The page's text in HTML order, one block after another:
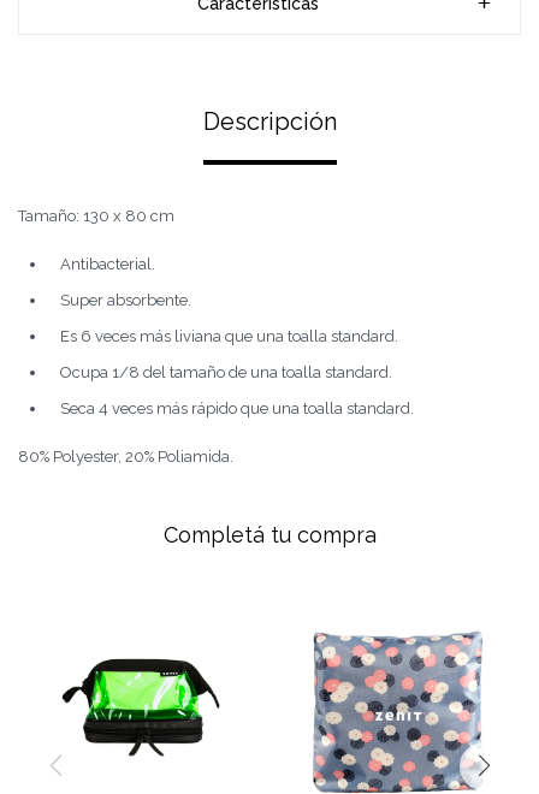
Descripción
Tamaño: 130 x 80 cm
Antibacterial.
Super absorbente.
Es 6 veces más liviana que una toalla standard.
Ocupa 1/8 del tamaño de una toalla standard.
Seca 4 veces más rápido que una toalla standard.
80% Polyester, 20% Poliamida.
Completá tu compra